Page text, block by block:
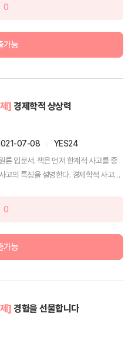
0
가능
] 경제학적 상상력
07-08
YES24
론 입문서. 책은 먼저 한계적 사고를 중
고의 특징을 설명한다. 경제학적 사고가
0
가능
] 경험을 선물합니다